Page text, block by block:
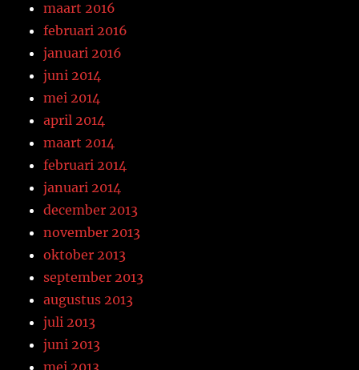
maart 2016
februari 2016
januari 2016
juni 2014
mei 2014
april 2014
maart 2014
februari 2014
januari 2014
december 2013
november 2013
oktober 2013
september 2013
augustus 2013
juli 2013
juni 2013